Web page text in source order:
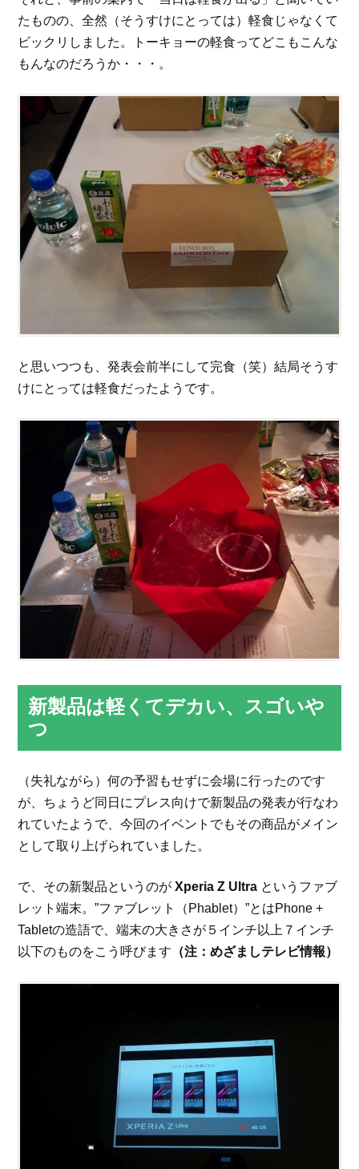
たものの、全然（そうすけにとっては）軽食じゃなくて
ビックリしました。トーキョーの軽食ってどこもこんな
もんなのだろうか・・・。
と思いつつも、発表会前半にして完食（笑）結局そうす
けにとっては軽食だったようです。
新製品は軽くてデカい、スゴいや
つ
（失礼ながら）何の予習もせずに会場に行ったのです
が、ちょうど同日にプレス向けで新製品の発表が行なわ
れていたようで、今回のイベントでもその商品がメイン
として取り上げられていました。
で、その新製品というのがXperia Z Ultra というファブ
レット端末。”ファブレット（Phablet）”とはPhone +
Tabletの造語で、端末の大きさが５インチ以上７インチ
以下のものをこう呼びます （注：めざましテレビ情報）